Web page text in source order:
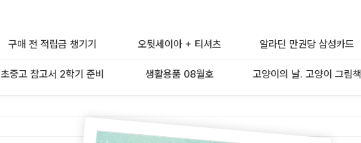
구매 전 적립금 챙기기 오뒷세이아 + 티셔츠 알라딘 만권당 삼성카드
초중고 참고서 2학기 준비 생활용품 08월호 고양이의 날. 고양이 그림책